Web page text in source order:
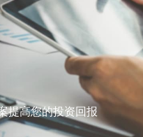
提高您的投资回报